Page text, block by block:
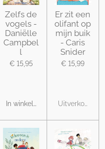
Zelfs de
vogels -
Daniëlle
Campbel
l
€ 15,95
In winkelwagen
Er zit een
olifant op
mijn buik
- Caris
Snider
€ 15,99
Uitverkocht